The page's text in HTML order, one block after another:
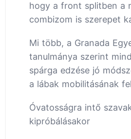
hogy a front splitben a
combizom is szerepet
Mi több, a Granada
tanulmánya szerint
spárga edzése jó
a lábak mobilitásának
Óvatosságra intő
kipróbálásakor